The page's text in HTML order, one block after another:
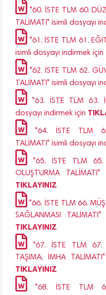
"60. İSTE TLM 60.
TALİMATI" isimli dosyayı
"61. İSTE TLM 61.
isimli dosyayı indirmek için
"62. İSTE TLM 62.
TALİMATI" isimli dosyayı
"63. İSTE TLM 63.
dosyayı indirmek için
"64. İSTE TLM 64.
TALİMATI" isimli dosyayı
"65. İSTE TLM 65.
OLUŞTURMA
TIKLAYINIZ
"66. İSTE TLM 66.
SAĞLANMASI
TIKLAYINIZ
"67. İSTE TLM 67.
TAŞIMA, İMHA
TIKLAYINIZ
"68. İSTE TLM 68.